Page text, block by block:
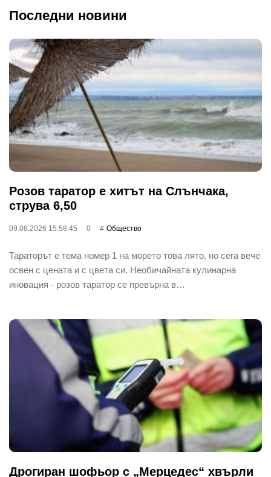
Последни новини
Розов таратор е хитът на Слънчака,
струва 6,50
09.08.2026 15:58:45 0 Общество
Тараторът е тема номер 1 на морето това лято, но сега вече
освен с цената и с цвета си. Необичайната кулинарна
иновация - розов таратор се превърна в…
Дрогиран шофьор с „Мерцедес“ хвърли